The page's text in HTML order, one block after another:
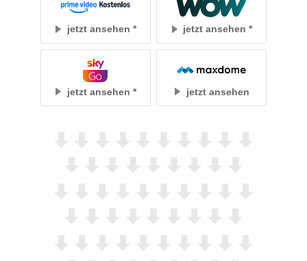
jetzt ansehen jetzt ansehen
jetzt ansehen jetzt ansehen